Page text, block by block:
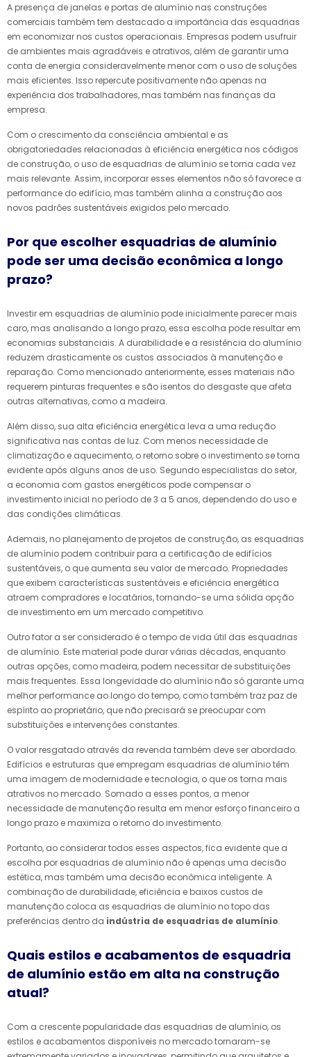
A presença de janelas e portas de alumínio nas construções
comerciais também tem destacado a importância das esquadrias
em economizar nos custos operacionais. Empresas podem usufruir
de ambientes mais agradáveis e atrativos, além de garantir uma
conta de energia consideravelmente menor com o uso de soluções
mais eficientes. Isso repercute positivamente não apenas na
experiência dos trabalhadores, mas também nas finanças da
empresa.
Com o crescimento da consciência ambiental e as
obrigatoriedades relacionadas à eficiência energética nos códigos
de construção, o uso de esquadrias de alumínio se torna cada vez
mais relevante. Assim, incorporar esses elementos não só favorece a
performance do edifício, mas também alinha a construção aos
novos padrões sustentáveis exigidos pelo mercado.
Por que escolher esquadrias de alumínio
pode ser uma decisão econômica a longo
prazo?
Investir em esquadrias de alumínio pode inicialmente parecer mais
caro, mas analisando a longo prazo, essa escolha pode resultar em
economias substanciais. A durabilidade e a resistência do alumínio
reduzem drasticamente os custos associados à manutenção e
reparação. Como mencionado anteriormente, esses materiais não
requerem pinturas frequentes e são isentos do desgaste que afeta
outras alternativas, como a madeira.
Além disso, sua alta eficiência energética leva a uma redução
significativa nas contas de luz. Com menos necessidade de
climatização e aquecimento, o retorno sobre o investimento se torna
evidente após alguns anos de uso. Segundo especialistas do setor,
a economia com gastos energéticos pode compensar o
investimento inicial no período de 3 a 5 anos, dependendo do uso e
das condições climáticas.
Ademais, no planejamento de projetos de construção, as esquadrias
de alumínio podem contribuir para a certificação de edifícios
sustentáveis, o que aumenta seu valor de mercado. Propriedades
que exibem características sustentáveis e eficiência energética
atraem compradores e locatários, tornando-se uma sólida opção
de investimento em um mercado competitivo.
Outro fator a ser considerado é o tempo de vida útil das esquadrias
de alumínio. Este material pode durar várias décadas, enquanto
outras opções, como madeira, podem necessitar de substituições
mais frequentes. Essa longevidade do alumínio não só garante uma
melhor performance ao longo do tempo, como também traz paz de
espírito ao proprietário, que não precisará se preocupar com
substituições e intervenções constantes.
O valor resgatado através da revenda também deve ser abordado.
Edifícios e estruturas que empregam esquadrias de alumínio têm
uma imagem de modernidade e tecnologia, o que os torna mais
atrativos no mercado. Somado a esses pontos, a menor
necessidade de manutenção resulta em menor esforço financeiro a
longo prazo e maximiza o retorno do investimento.
Portanto, ao considerar todos esses aspectos, fica evidente que a
escolha por esquadrias de alumínio não é apenas uma decisão
estética, mas também uma decisão econômica inteligente. A
combinação de durabilidade, eficiência e baixos custos de
manutenção coloca as esquadrias de alumínio no topo das
preferências dentro da indústria de esquadrias de alumínio.
Quais estilos e acabamentos de esquadria
de alumínio estão em alta na construção
atual?
Com a crescente popularidade das esquadrias de alumínio, os
estilos e acabamentos disponíveis no mercado tornaram-se